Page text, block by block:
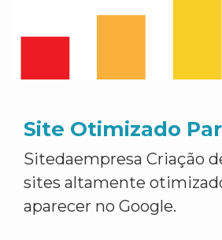
Site Otimizado
Sitedaempresa Criação
sites altamente
aparecer no Google.